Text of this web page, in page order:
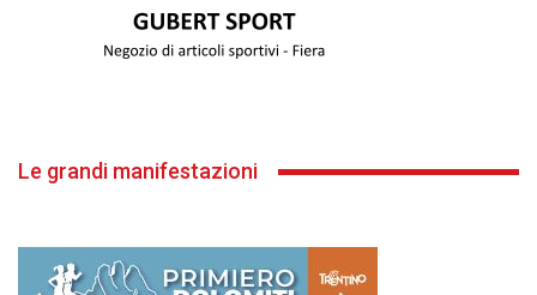
Le grandi manifestazioni